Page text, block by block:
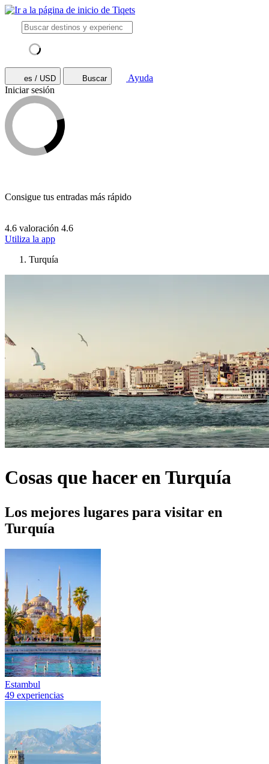
es / USD Buscar
Ayuda
Iniciar sesión
Consigue tus entradas más rápido
4.6 valoración 4.6
Utiliza la app
Turquía
Cosas que hacer en Turquía
Los mejores lugares para visitar en
Turquía
Estambul
49 experiencias